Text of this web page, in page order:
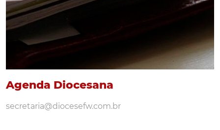
Agenda Diocesana
secretaria@diocesefw.com.br